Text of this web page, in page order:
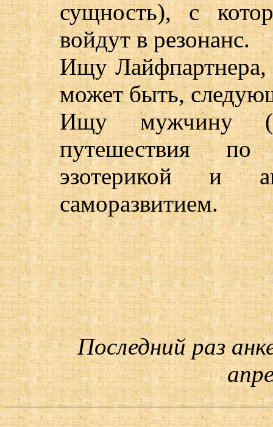
сущность), с
войдут в резонанс.
Ищу Лайфпартнера,
может быть,
Ищу мужчину
путешествия по
эзотерикой и
саморазвитием.
Последний раз